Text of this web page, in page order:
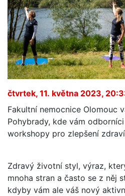
čtvrtek, 11. května 2023,
Fakultní nemocnice Olomouc
Pohybrady, kde vám
workshopy pro zlepšení
Zdravý životní styl, výraz,
mnoha stran a často se z něj
kdyby vám ale váš nový